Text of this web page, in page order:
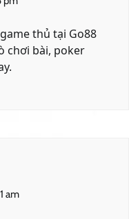
thủ tại Go88
chơi bài, poker
am